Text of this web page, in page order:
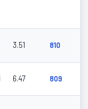
3.51 810
6.47 809